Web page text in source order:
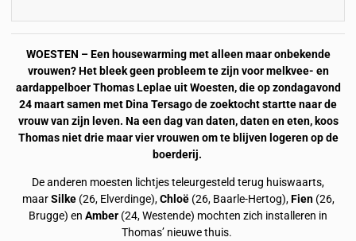
WOESTEN – Een housewarming met alleen maar onbekende
vrouwen? Het bleek geen probleem te zijn voor melkvee- en
aardappelboer Thomas Leplae uit Woesten, die op zondagavond
24 maart samen met Dina Tersago de zoektocht startte naar de
vrouw van zijn leven. Na een dag van daten, daten en eten, koos
Thomas niet drie maar vier vrouwen om te blijven logeren op de
boerderij.
De anderen moesten lichtjes teleurgesteld terug huiswaarts,
maarSilke (26, Elverdinge),Chloë(26, Baarle-Hertog),Fien(26,
Brugge) en Amber (24, Westende) mochten zich installeren in
Thomas’ nieuwe thuis.